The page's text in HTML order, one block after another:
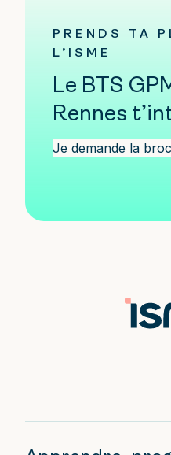
PRENDS TA
L’ISME
Le BTS
Rennes
Je demande la